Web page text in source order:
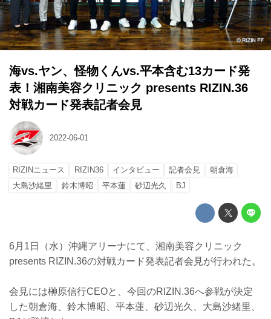
海vs.ヤン、怪物くんvs.平本含む13カード発
表！湘南美容クリニック presents RIZIN.36
対戦カード発表記者会見
2022-06-01
RIZINニュース RIZIN36 インタビュー 記者会見
朝倉海
大島沙緒里
鈴木博昭 平本蓮 砂辺光久 BJ
6月1日（水）沖縄アリーナにて、湘南美容クリニック
presents RIZIN.36の対戦カード発表記者会見が行われた。
会見には榊原信行CEOと、今回のRIZIN.36へ参戦が決定
した朝倉海、鈴木博昭、平本蓮、砂辺光久、大島沙緒里、